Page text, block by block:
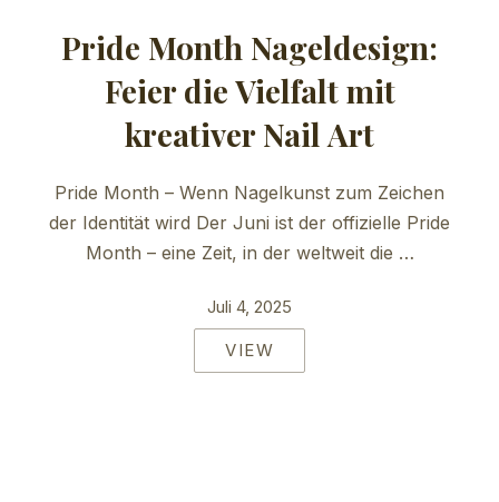
Pride Month Nageldesign:
Feier die Vielfalt mit
kreativer Nail Art
Pride Month – Wenn Nagelkunst zum Zeichen
der Identität wird Der Juni ist der offizielle Pride
Month – eine Zeit, in der weltweit die …
Juli 4, 2025
VIEW